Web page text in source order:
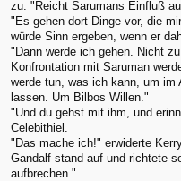
zu. "Reicht Sarumans Einfluß
"Es gehen dort Dinge vor, die
würde Sinn ergeben, wenn er
"Dann werde ich gehen. Nicht
Konfrontation mit Saruman
werde tun, was ich kann, um im
lassen. Um Bilbos Willen."
"Und du gehst mit ihm, und
Celebithiel.
"Das mache ich!" erwiderte
Gandalf stand auf und richtete
aufbrechen."